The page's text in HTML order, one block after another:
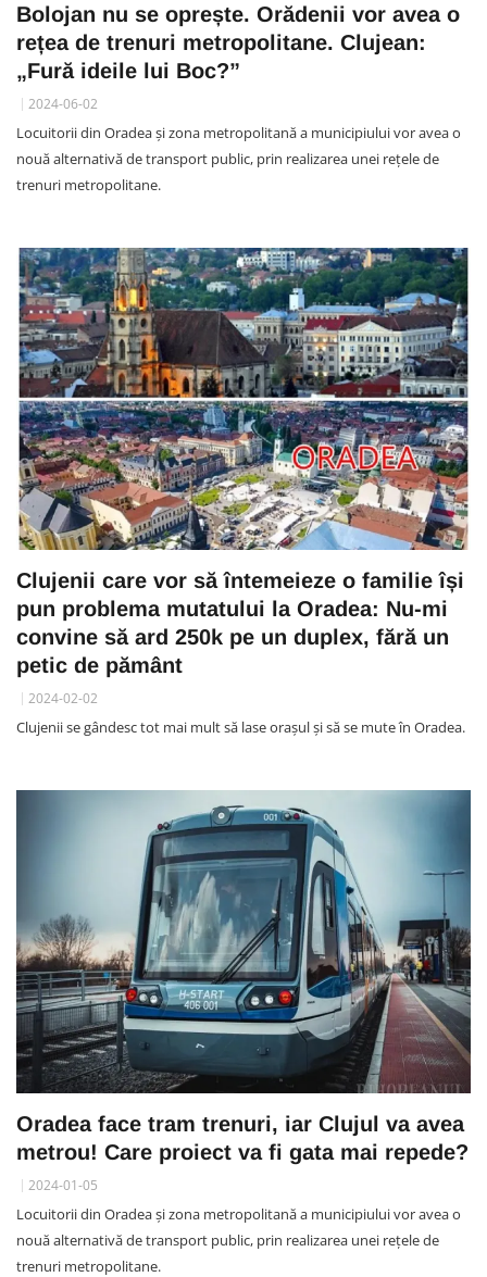
Bolojan nu se oprește. Orădenii vor avea o
rețea de trenuri metropolitane. Clujean:
„Fură ideile lui Boc?”
2024-06-02
Locuitorii din Oradea și zona metropolitană a municipiului vor avea o
nouă alternativă de transport public, prin realizarea unei rețele de
trenuri metropolitane.
Clujenii care vor să întemeieze o familie își
pun problema mutatului la Oradea: Nu-mi
convine să ard 250k pe un duplex, fără un
petic de pământ
2024-02-02
Clujenii se gândesc tot mai mult să lase orașul și să se mute în Oradea.
Oradea face tram trenuri, iar Clujul va avea
metrou! Care proiect va fi gata mai repede?
2024-01-05
Locuitorii din Oradea și zona metropolitană a municipiului vor avea o
nouă alternativă de transport public, prin realizarea unei rețele de
trenuri metropolitane.